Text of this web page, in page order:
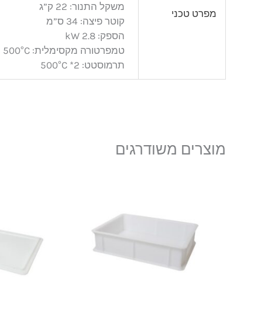
מפרט טכני
משקל התנור: 22 ק”ג
קוטר פיצה: 34 ס”מ
הספק: 2.8 kW
טמפרטורה מקסימלית: 500°C
תרמוסטט: 2* 500°C
מוצרים משודרגים